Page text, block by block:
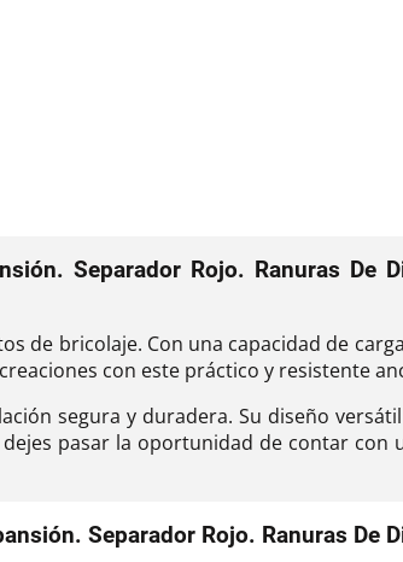
Separador Rojo. Ranuras De
de bricolaje. Con una capacidad de
con este práctico y resistente
segura y duradera. Su diseño
pasar la oportunidad de contar con
Separador Rojo. Ranuras De